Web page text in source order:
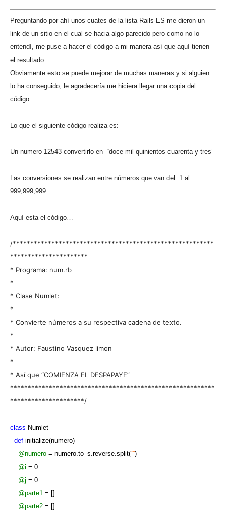
Preguntando por ahí unos cuates de la lista Rails-ES me dieron un
link de un sitio en el cual se hacia algo parecido pero como no lo
entendí, me puse a hacer el código a mi manera así que aquí tienen
el resultado.
Obviamente esto se puede mejorar de muchas maneras y si alguien
lo ha conseguido, le agradecería me hiciera llegar una copia del
código.
Lo que el siguiente código realiza es:
Un numero 12543 convertirlo en “doce mil quinientos cuarenta y tres”
Las conversiones se realizan entre números que van del 1 al
999,999,999
Aquí esta el código…
/*********************************************************
**********************
* Programa: num.rb
*
* Clase Numlet:
*
* Convierte números a su respectiva cadena de texto.
*
* Autor: Faustino Vasquez limon
*
* Así que “COMIENZA EL DESPAPAYE”
**********************************************************
*********************/
class Numlet
def initialize(numero)
@numero = numero.to_s.reverse.split(“”)
@i = 0
@j = 0
@parte1 = []
@parte2 = []